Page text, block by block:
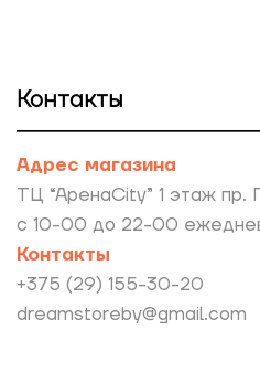
Контакты
Адрес магазина
ТЦ “АренаCity” 1 этаж
с 10-00 до 22-00
Контакты
+375 (29) 155-30-20
dreamstoreby@gmail.com